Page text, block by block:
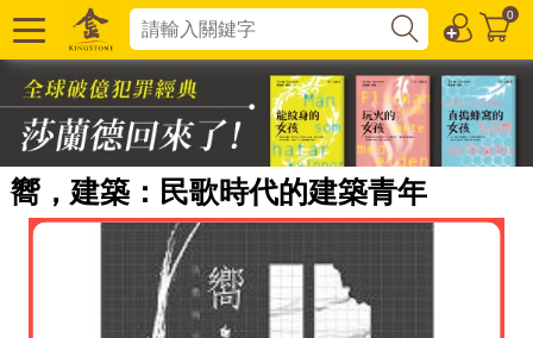
0
嚮，建築：民歌時代的建築青年